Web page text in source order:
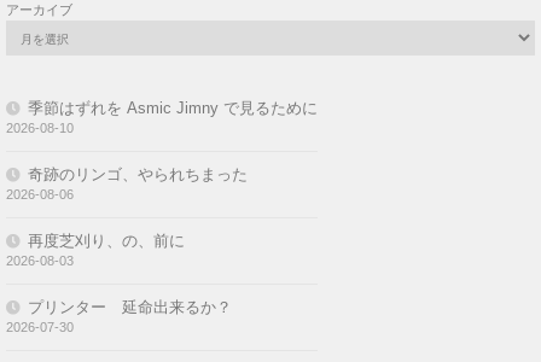
アーカイブ
季節はずれを Asmic Jimny で見るために
2026-08-10
奇跡のリンゴ、やられちまった
2026-08-06
再度芝刈り、の、前に
2026-08-03
プリンター 延命出来るか？
2026-07-30